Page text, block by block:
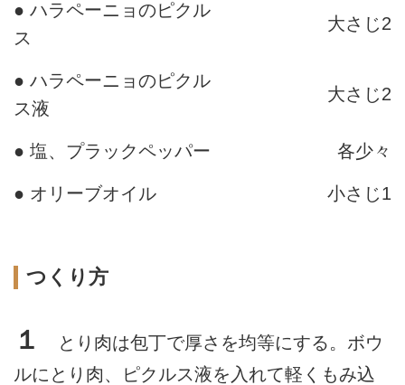
● ハラペーニョのピクル
ス
大さじ2
● ハラペーニョのピクル
ス液
大さじ2
● 塩、プラックペッパー 各少々
● オリーブオイル 小さじ1
つくり方
１
とり肉は包丁で厚さを均等にする。ボウ
ルにとり肉、ピクルス液を入れて軽くもみ込